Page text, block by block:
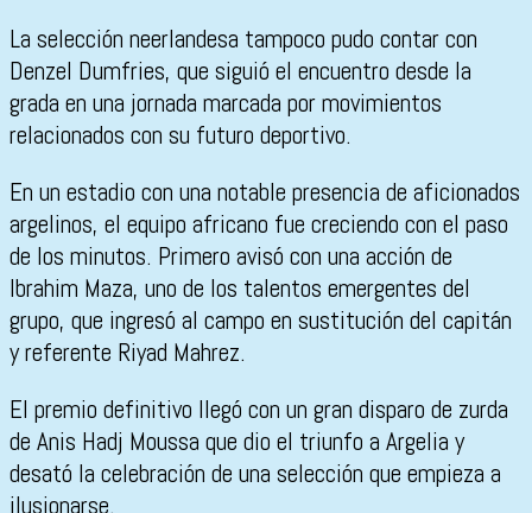
La selección neerlandesa tampoco pudo contar con
Denzel Dumfries, que siguió el encuentro desde la
grada en una jornada marcada por movimientos
relacionados con su futuro deportivo.
En un estadio con una notable presencia de aficionados
argelinos, el equipo africano fue creciendo con el paso
de los minutos. Primero avisó con una acción de
Ibrahim Maza, uno de los talentos emergentes del
grupo, que ingresó al campo en sustitución del capitán
y referente Riyad Mahrez.
El premio definitivo llegó con un gran disparo de zurda
de Anis Hadj Moussa que dio el triunfo a Argelia y
desató la celebración de una selección que empieza a
ilusionarse.